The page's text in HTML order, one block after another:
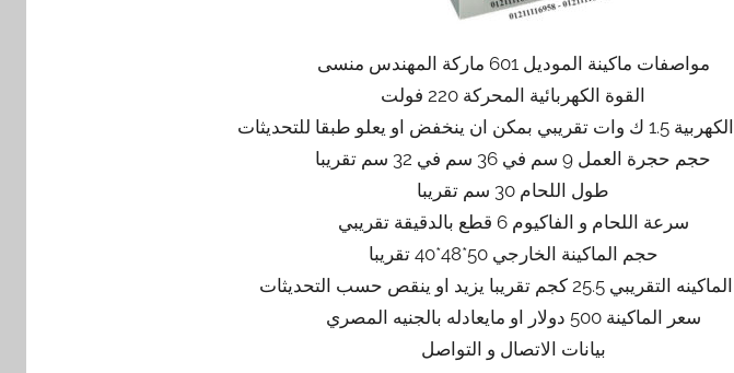
مواصفات ماكينة الموديل 601 ماركة المهندس منسى
القوة الكهربائية المحركة 220 فولت
ان ينخفض او يعلو طبقا للتحديثات
حجم حجرة العمل 9 سم في 36 سم في 32 سم تقريبا
طول اللحام 30 سم تقريبا
سرعة اللحام و الفاكيوم 6 قطع بالدقيقة تقريبي
حجم الماكينة الخارجي 50*48*40 تقريبا
25.5 كجم تقريبا يزيد او ينقص حسب التحديثات
سعر الماكينة 500 دولار او مايعادله بالجنيه المصري
بيانات الاتصال و التواصل